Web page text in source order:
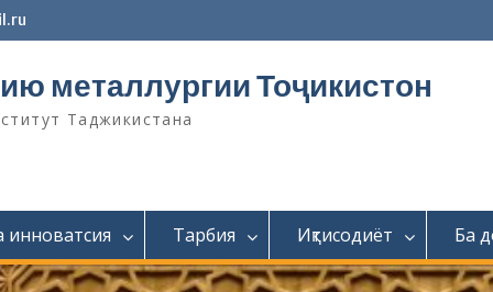
металлургии Тоҷикистон
Таджикистана
инноватсия Тарбия Иқтисодиёт Ба